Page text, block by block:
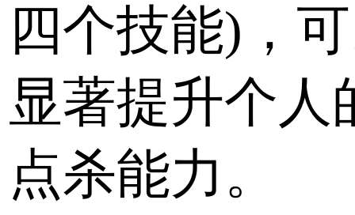
四个技能)，
显著提升个人
点杀能力。